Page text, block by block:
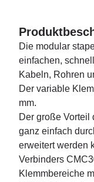
Die modular
einfachen,
Kabeln, Rohren
Der variable
mm.
Der große Vorteil
ganz einfach
erweitert werden
Verbinders
Klemmbereiche